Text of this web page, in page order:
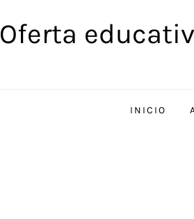
Oferta
INICIO